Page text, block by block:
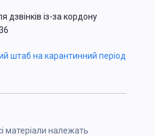
дзвінків із-за кордону
штаб на карантинний період
матеріали належать